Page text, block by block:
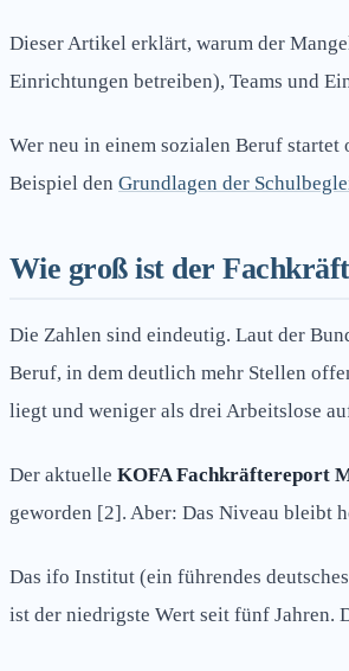
Dieser Artikel erklärt, warum der
Einrichtungen betreiben), Teams und
Wer neu in einem sozialen Beruf
Beispiel den Grundlagen der
Wie groß ist der
Die Zahlen sind eindeutig. Laut der
Beruf, in dem deutlich mehr Stellen
liegt und weniger als drei Arbeitslose
Der aktuelle KOFA Fachkräftereport
geworden [2]. Aber: Das Niveau bleibt
Das ifo Institut (ein führendes
ist der niedrigste Wert seit fünf Jahren.